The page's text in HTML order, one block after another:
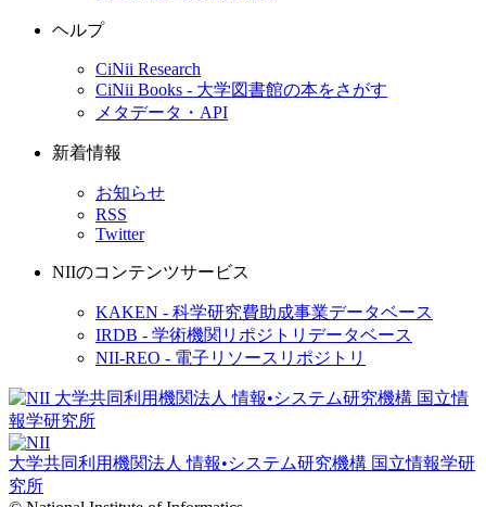
ヘルプ
CiNii Research
CiNii Books - 大学図書館の本をさがす
メタデータ・API
新着情報
お知らせ
RSS
Twitter
NIIのコンテンツサービス
KAKEN - 科学研究費助成事業データベース
IRDB - 学術機関リポジトリデータベース
NII-REO - 電子リソースリポジトリ
大学共同利用機関法人 情報•システム研究機構 国立情報学研
究所